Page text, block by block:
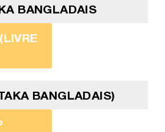
BANGLADAIS
BANGLADAIS)